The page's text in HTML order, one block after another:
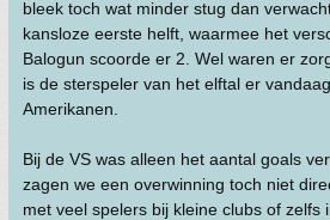
bleek toch wat minder stug dan
kansloze eerste helft, waarmee het
Balogun scoorde er 2. Wel waren er
is de sterspeler van het elftal er
Amerikanen.
Bij de VS was alleen het aantal goals
zagen we een overwinning toch niet
met veel spelers bij kleine clubs of zelfs